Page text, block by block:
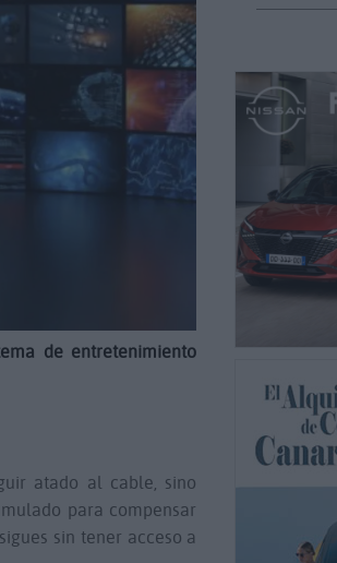
de entretenimiento
atado al cable, sino
para compensar
sin tener acceso a